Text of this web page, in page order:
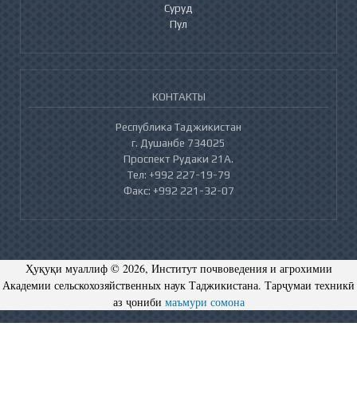
Суруд
Пул
КОНТАКТЫ
Республика Таджикистан
г. Душанбе 734025
Проспект Рудаки 21А.
Тел: +992 227-19-79
Факс: +992 221-32-07
Ҳуқуқи муаллиф © 2026, Институт почвоведения и агрохимии
Академии сельскохозяйственных наук Таджикистана. Тарҷумаи техникӣ
аз ҷониби маъмури сомона